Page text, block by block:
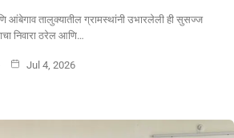
तालुक्यातील ग्रामस्थांनी उभारलेली ही सुसज्ज
निवारा ठरेल आणि…
Jul 4, 2026